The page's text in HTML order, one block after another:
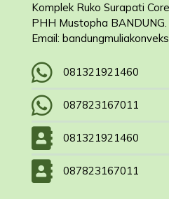
Komplek Ruko Surapati
PHH Mustopha BANDUNG.
Email:
081321921460
087823167011
081321921460
087823167011